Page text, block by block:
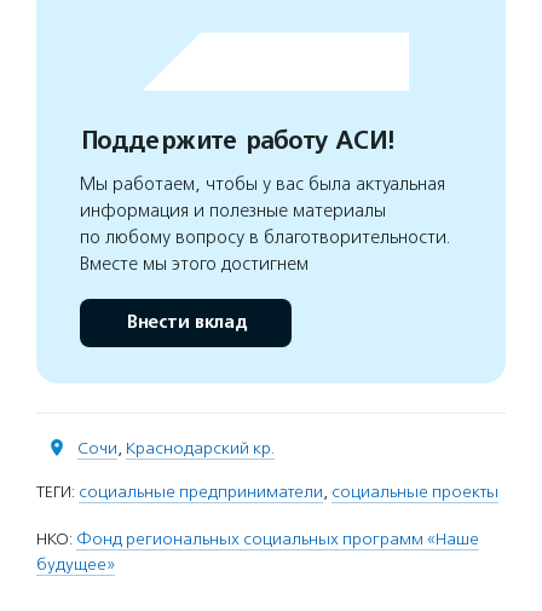
Поддержите работу АСИ!
Мы работаем, чтобы у вас была актуальная
информация и полезные материалы
по любому вопросу в благотворительности.
Вместе мы этого достигнем
Внести вклад
Сочи, Краснодарский кр.
ТЕГИ: социальные предприниматели, социальные проекты
НКО: Фонд региональных социальных программ «Наше
будущее»